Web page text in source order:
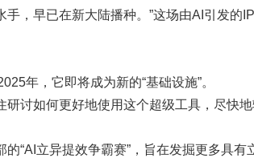
，早已在新大陆播种。”这场由AI引发的
年，它即将成为新的“基础设施”。
研讨如何更好地使用这个超级工具，尽快
“AI立异提效争霸赛”，旨在发掘更多具有